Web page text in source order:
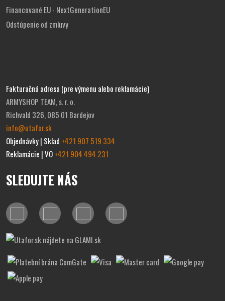
Financované EU - NextGenerationEU
Odstúpenie od zmluvy
Fakturačná adresa (pre výmenu alebo reklamácie)
ARMYSHOP TEAM, s. r. o.
Richvald 326, 085 01 Bardejov
info@utafor.sk
Objednávky | Sklad +421 907 519 334
Reklamácie | VO+421 904 494 231
SLEDUJTE NÁS